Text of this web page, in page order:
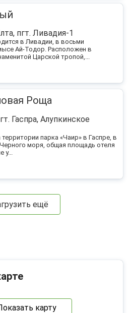
пгт. Ливадия-1
в Ливадии, в восьми
Ай-Тодор. Расположен в
Царской тропой,...
Роща
Гаспра, Алупкинское
парка «Чаир» в Гаспре, в
моря, общая площадь отеля
ещё
карту